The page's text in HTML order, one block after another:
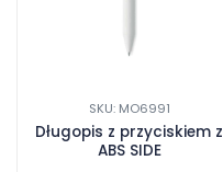
SKU: MO6991
Długopis z przyciskiem z
ABS SIDE